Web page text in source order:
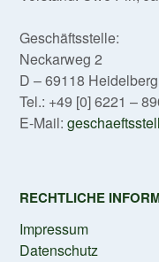
Geschäftsstelle:
Neckarweg 2
D – 69118 Heidelberg
Tel.: +49 [0] 6221 –
E-Mail:
RECHTLICHE
Impressum
Datenschutz